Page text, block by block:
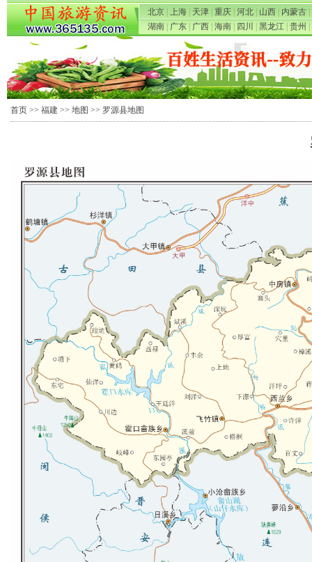
北京 上海 天津 重庆 河北 山西 内蒙古
湖南
广东 广西 海南 四川 黑龙江 贵州
首页 >> 福建 >> 地图 >> 罗源县地图